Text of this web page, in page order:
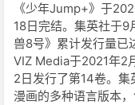
《少年Jump+》于
18日完结。集英社于
兽8号》累计发行量已
VIZ Media于2021年2
2日发行了第14卷。
漫画的多种语言版本